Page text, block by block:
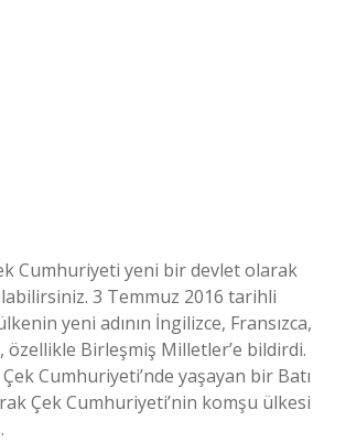
Cumhuriyeti yeni bir devlet olarak
3 Temmuz 2016 tarihli
yeni adının İngilizce, Fransızca,
özellikle Birleşmiş Milletler’e bildirdi.
Cumhuriyeti’nde yaşayan bir Batı
Çek Cumhuriyeti’nin komşu ülkesi